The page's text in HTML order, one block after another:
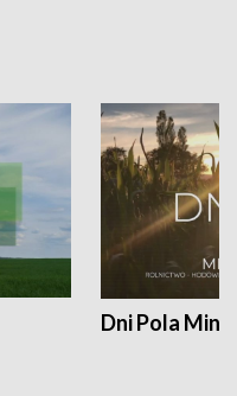
Dni Pola